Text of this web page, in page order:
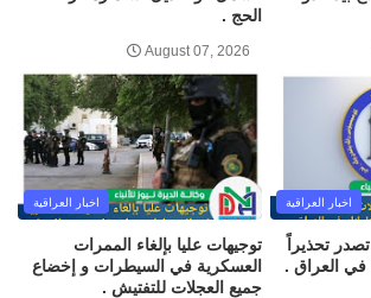
الحج .
August 07, 2026
اخبار العراقية
تحذيراً
العراق .
اخبار العراقية
توجيهات عليا بإلغاء الممرات
العسكرية في السيطرات و إخضاع
جميع العجلات للتفتيش .